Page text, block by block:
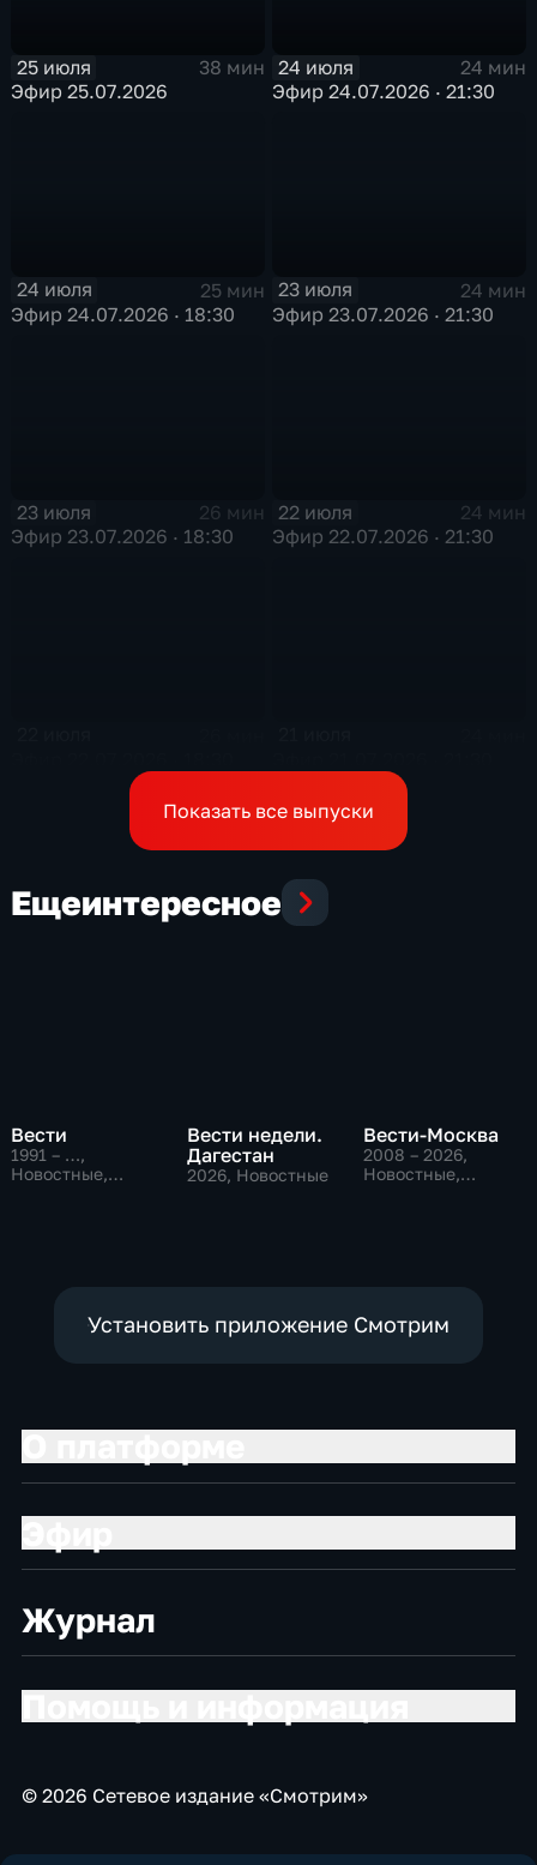
25 июля
38 мин
Эфир 25.07.2026
24 июля
24 мин
Эфир 24.07.2026 · 21:30
24 июля
25 мин
Эфир 24.07.2026 · 18:30
23 июля
24 мин
Эфир 23.07.2026 · 21:30
23 июля
26 мин
Эфир 23.07.2026 · 18:30
22 июля
24 мин
Эфир 22.07.2026 · 21:30
Показать все выпуски
Ещеинтересное
Вести
1991 – …,
Новостные,
Вести недели.
Дагестан
2026, Новостные
Вести-Москва
2008 – 2026,
Новостные,
Установить приложение Смотрим
Журнал
© 2026 Сетевое издание «Смотрим»